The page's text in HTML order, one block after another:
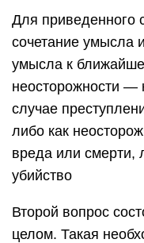
Для приведенного
сочетание умысла
умысла к
неосторожности —
случае
либо как
вреда или смерти,
убийство
Второй вопрос
целом. Такая